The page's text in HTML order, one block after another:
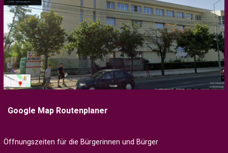
Google Map Routenplaner
Öffnungszeiten für die Bürgerinnen und Bürger